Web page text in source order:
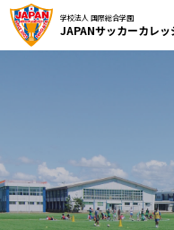
学校法人 国際総合学園
JAPANサッカーカレッ